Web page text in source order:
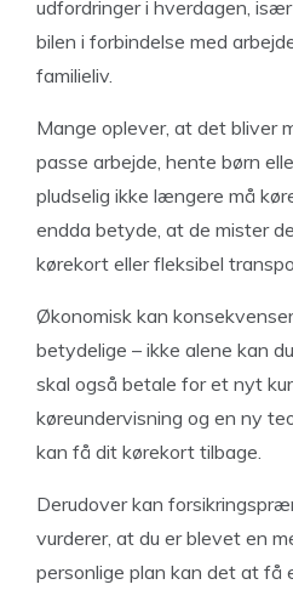
udfordringer i hverdagen,
bilen i forbindelse med
familieliv.
Mange oplever, at det bliver
passe arbejde, hente børn
pludselig ikke længere må
endda betyde, at de mister
kørekort eller fleksibel
Økonomisk kan
betydelige – ikke alene kan
skal også betale for et nyt
køreundervisning og en ny
kan få dit kørekort tilbage.
Derudover kan
vurderer, at du er blevet en
personlige plan kan det at få